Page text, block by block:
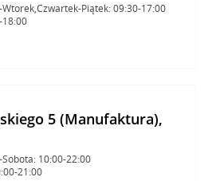
Wtorek,Czwartek-Piątek: 09:30-17:00
5 (Manufaktura),
Sobota: 10:00-22:00
21:00